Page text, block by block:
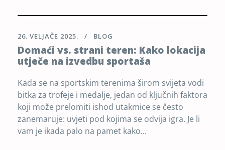
26. VELJAČE 2025. BLOG
Domaći vs. strani teren: Kako lokacija
utječe na izvedbu sportaša
Kada se na sportskim terenima širom svijeta vodi
bitka za trofeje i medalje, jedan od ključnih faktora
koji može prelomiti ishod utakmice se često
zanemaruje: uvjeti pod kojima se odvija igra. Je li
vam je ikada palo na pamet kako...